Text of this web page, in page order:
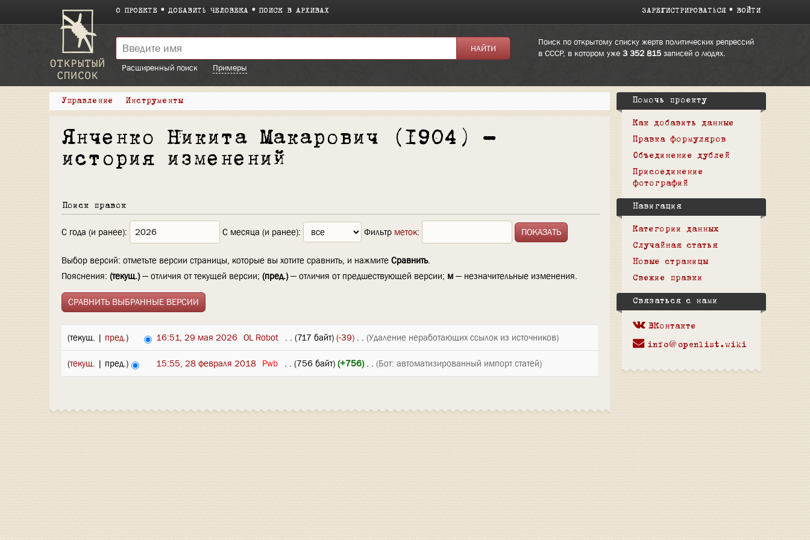
О ПРОЕКТЕ ДОБАВИТЬ ЧЕЛОВЕКА ПОИСК В АРХИВАХ ЗАРЕГИСТРИРОВАТЬСЯ ВОЙТИ
Поиск по открытому списку жертв политических репрессий
в СССР, в котором уже 3 352 815записей о людях.
Расширенный поиск
Примеры
Управление Инструменты
Янченко Никита Макарович (1904) —
история изменений
Поиск правок
С года (и ранее): С месяца (и ранее): Фильтр меток:
Выбор версий: отметьте версии страницы, которые вы хотите сравнить, и нажмите Сравнить.
Пояснения: (текущ.)— отличия от текущей версии; (пред.)— отличия от предшествующей версии; м — незначительные изменения.
(текущ. | пред.) 16:51, 29 мая 2026 OL Robot . . (717 байт) (-39) . . (Удаление неработающих ссылок из источников)
(текущ. | пред.) 15:55, 28 февраля 2018 Pwb . . (756 байт) (+756)‎ . . (Бот: автоматизированный импорт статей)
Помочь проекту
Как добавить данные
Правка формуляров
Объединение дублей
Присоединение
фотографий
Навигация
Категории данных
Случайная статья
Новые страницы
Свежие правки
Связаться с нами
ВКонтакте
info@openlist.wiki